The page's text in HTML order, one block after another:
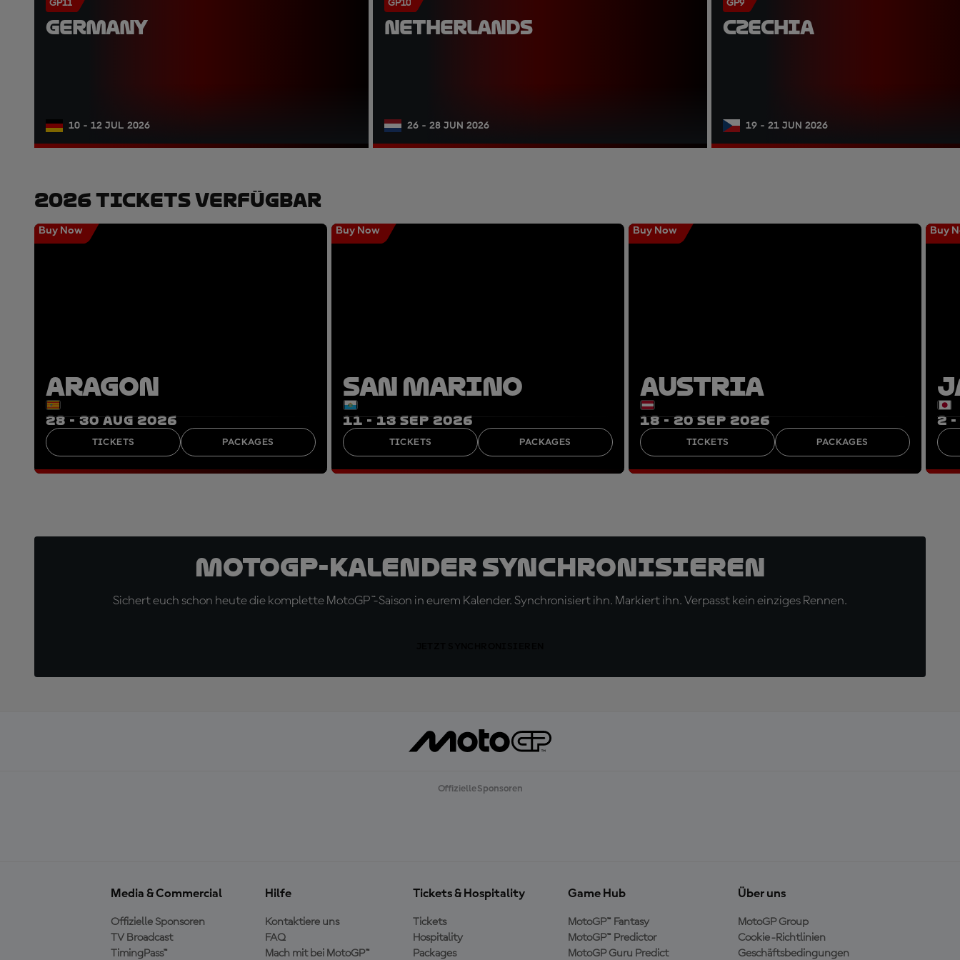
GP11
GERMANY
10 - 12 JUL 2026
GP10
NETHERLANDS
26 - 28 JUN 2026
GP9
CZECHIA
19 - 21 JUN 2026
2026 Tickets Verfügbar
Buy Now
ARAGON
28 - 30 AUG 2026
TICKETS PACKAGES
Buy Now
SAN MARINO
11 - 13 SEP 2026
TICKETS PACKAGES
Buy Now
AUSTRIA
18 - 20 SEP 2026
TICKETS PACKAGES
Buy
2 -
MotoGP-Kalender synchronisieren
Sichert euch schon heute die komplette MotoGP™-Saison in eurem Kalender. Synchronisiert ihn. Markiert ihn. Verpasst kein einziges Rennen.
Offizielle Sponsoren
Media & Commercial
Offizielle Sponsoren
TV Broadcast
TimingPass™
Hilfe
Kontaktiere uns
FAQ
Mach mit bei MotoGP™
Tickets & Hospitality
Tickets
Hospitality
Packages
Game Hub
MotoGP™ Fantasy
MotoGP™ Predictor
MotoGP Guru Predict
Über uns
MotoGP Group
Cookie-Richtlinien
Geschäftsbedingungen